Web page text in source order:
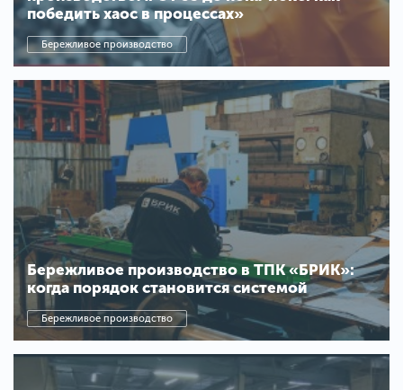
победить хаос в процессах»
Бережливое производство
Бережливое производство в ТПК «БРИК»:
когда порядок становится системой
Бережливое производство